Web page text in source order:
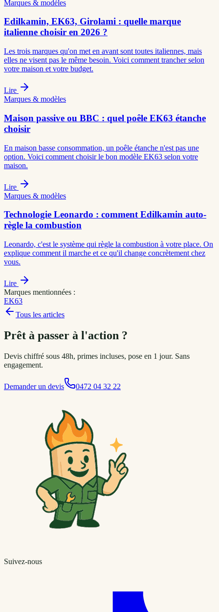
Marques & modèles
Edilkamin, EK63, Girolami : quelle marque
italienne choisir en 2026 ?
Les trois marques qu'on met en avant sont toutes italiennes, mais
elles ne visent pas le même besoin. Voici comment trancher selon
votre maison et votre budget.
Lire
Marques & modèles
Maison passive ou BBC : quel poêle EK63 étanche
choisir
En maison basse consommation, un poêle étanche n'est pas une
option. Voici comment choisir le bon modèle EK63 selon votre
maison.
Lire
Marques & modèles
Technologie Leonardo : comment Edilkamin auto-
règle la combustion
Leonardo, c'est le système qui règle la combustion à votre place. On
explique comment il marche et ce qu'il change concrètement chez
vous.
Lire
Marques mentionnées :
EK63
Tous les articles
Prêt à passer à l'action ?
Devis chiffré sous 48h, primes incluses, pose en 1 jour. Sans
engagement.
Demander un devis 0472 04 32 22
Suivez-nous